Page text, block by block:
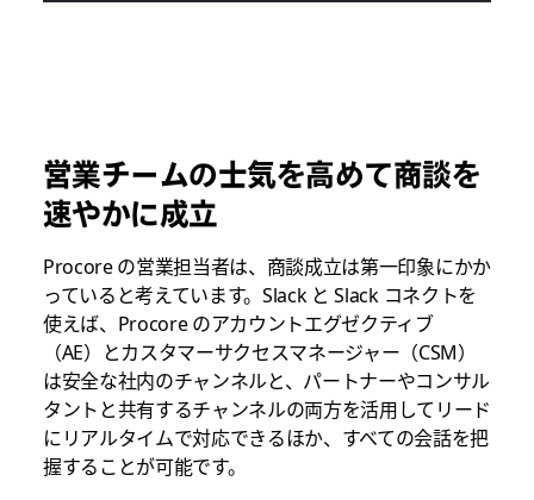
営業チームの士気を高めて商談を
速やかに成立
Procore の営業担当者は、商談成立は第一印象にかか
っていると考えています。Slack と Slack コネクトを
使えば、Procore のアカウントエグゼクティブ
（AE）とカスタマーサクセスマネージャー（CSM）
は安全な社内のチャンネルと、パートナーやコンサル
タントと共有するチャンネルの両方を活用してリード
にリアルタイムで対応できるほか、すべての会話を把
握することが可能です。